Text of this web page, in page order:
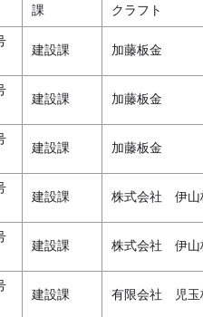
課
クラフト
建設課 加藤板金
建設課 加藤板金
建設課 加藤板金
建設課 株式会社 伊山
建設課 株式会社 伊山
建設課 有限会社 児玉